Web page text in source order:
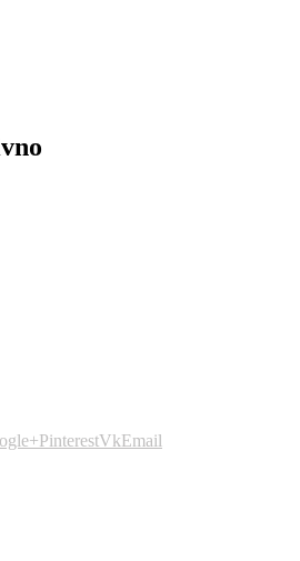
PinterestVkEmail